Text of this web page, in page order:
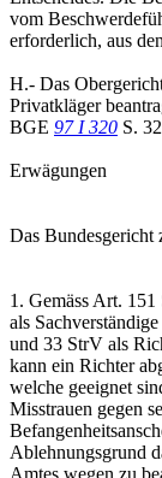
vom
erforderlich, aus
H.- Das
Privatkläger
BGE 97 I 320 S.
Erwägungen
Das Bundesgericht
1. Gemäss Art.
als
und 33 StrV als
kann ein Richter
welche geeignet
Misstrauen gegen
Ablehnungsgrund
Amtes wegen zu